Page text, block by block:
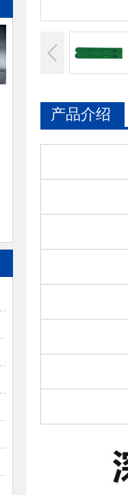
产品介绍